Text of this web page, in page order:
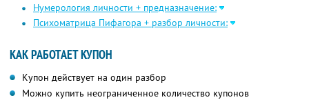
Нумерология личности + предназначение:
Психоматрица Пифагора + разбор личности:
КАК РАБОТАЕТ КУПОН
Купон действует на один разбор
Можно купить неограниченное количество купонов